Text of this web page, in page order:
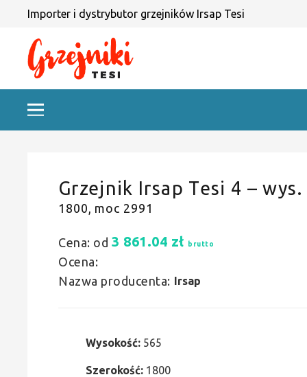
Importer i dystrybutor grzejników Irsap Tesi
Grzejnik Irsap Tesi 4 –
1800, moc 2991
Cena: od 3 861.04 zł brutto
Ocena:
Nazwa producenta: Irsap
Wysokość: 565
Szerokość: 1800